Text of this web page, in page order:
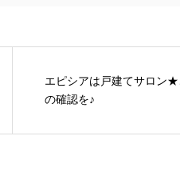
エピシアは戸建てサロン
の確認を♪